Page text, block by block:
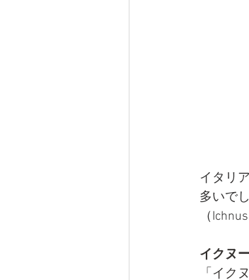
イタリ
多いで
（
イクヌ
「 イク